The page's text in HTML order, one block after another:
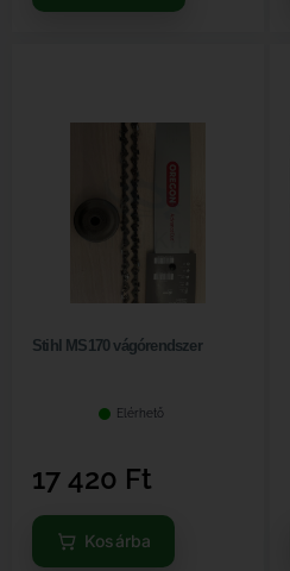
Stihl MS170 vágórendszer
Elérhető
17 420 Ft
Kosárba